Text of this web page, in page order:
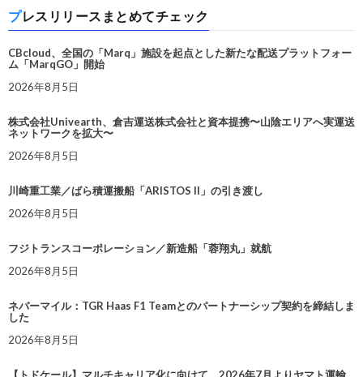
プレスリリースまとめてチェック
CBcloud、全国の「Marq」施設を起点とした新たな配送プラットフォー
ム「MarqGO」開始
2026年8月5日
株式会社Univearth、倉吉運送株式会社と資本提携〜山陰エリアへ実運送
ネットワークを拡大〜
2026年8月5日
川崎重工業／ばら積運搬船「ARISTOS II」の引き渡し
2026年8月5日
フジトランスコーポレーション／新造船「蓉翔丸」就航
2026年8月5日
ネバーマイル：TGR Haas F1 Teamとのパートナーシップ契約を締結しま
した
2026年8月5日